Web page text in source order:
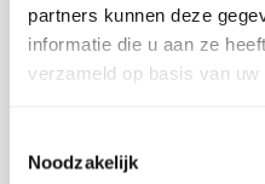
partners kunnen deze
informatie die u aan ze
verzameld op basis van uw
Noodzakelijk
Verzenden en levertijd:
Onze pakketten worden
Op werkdagen (maandag tot
Let op, het is erg druk bij